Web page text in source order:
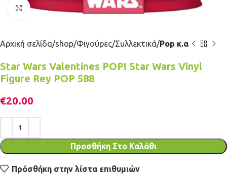
Κλικ για μεγέθυνση
Αρχική σελίδα shop Φιγούρες Συλλεκτικά Pop κ.α
Star Wars Valentines POP! Star Wars Vinyl
Figure Rey POP 588
€20.00
Προσθήκη Στο Καλάθι
Πρόσθήκη στην λίστα επιθυμιών